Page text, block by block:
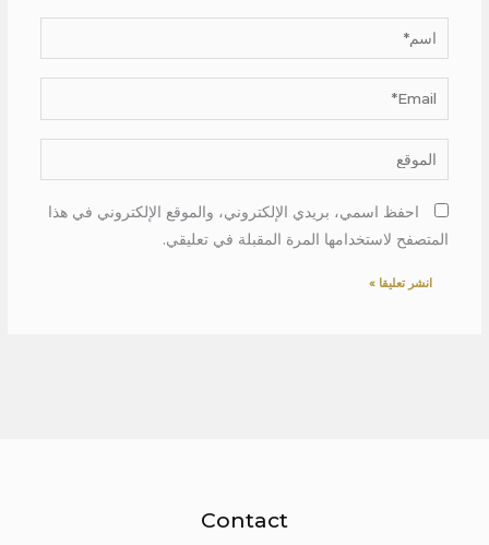
اسم*
Email*
الموقع
احفظ اسمي، بريدي الإلكتروني، والموقع الإلكتروني في هذا
المتصفح لاستخدامها المرة المقبلة في تعليقي.
Contact